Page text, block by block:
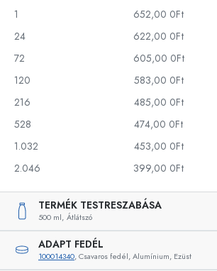
1
652,00 0Ft
24
622,00 0Ft
72
605,00 0Ft
120
583,00 0Ft
216
485,00 0Ft
528
474,00 0Ft
1.032
453,00 0Ft
2.046
399,00 0Ft
TERMÉK TESTRESZABÁSA
500 ml, Átlátszó
ADAPT FEDÉL
100014340, Csavaros fedél, Alumínium, Ezüst